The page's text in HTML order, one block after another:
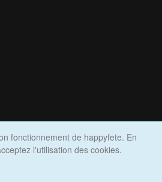
fonctionnement de happyfete. En
l'utilisation des cookies.